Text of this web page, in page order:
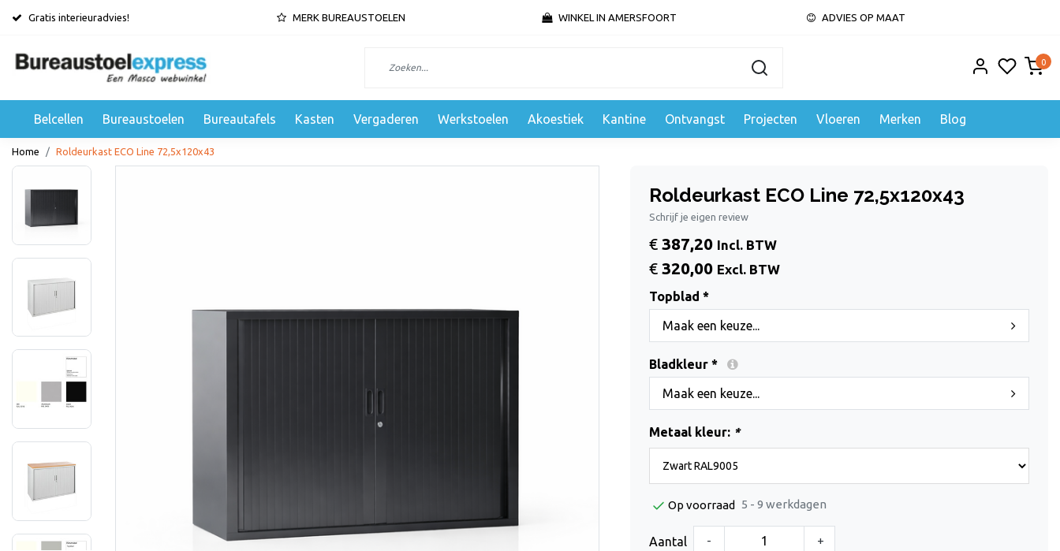
Gratis interieuradvies! MERK BUREAUSTOELEN WINKEL IN AMERSFOORT ADVIES OP MAAT
0
Belcellen Bureaustoelen Bureautafels Kasten Vergaderen Werkstoelen Akoestiek Kantine Ontvangst Projecten Vloeren Merken Blog
Home Roldeurkast ECO Line 72,5x120x43
Roldeurkast ECO Line 72,5x120x43
Schrijf je eigen review
€ 387,20 Incl. BTW
€ 320,00 Excl. BTW
Topblad *
Maak een keuze...
Bladkleur *
Maak een keuze...
Metaal kleur: *
Op voorraad 5 - 9 werkdagen
Aantal - +